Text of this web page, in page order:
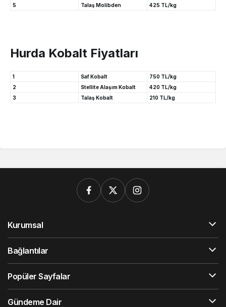
5
Talaş Molibden 425 TL/kg
Hurda Kobalt Fiyatları
1 Saf Kobalt
750 TL/kg
2
Stellite Alaşım Kobalt
420 TL/kg
3
Talaş Kobalt 210 TL/kg
Kurumsal
Bağlantılar
Popüler Sayfalar
Gündeme Dair